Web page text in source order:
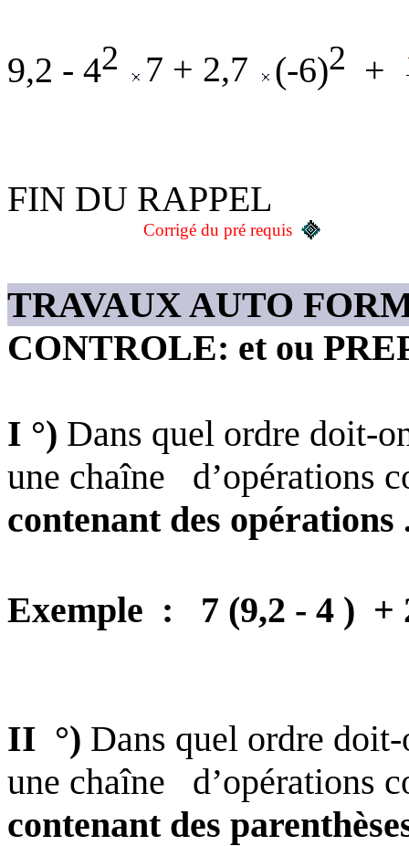
9,2 - 42 7 + 2,7 (-6)2 +
FIN DU RAPPEL
Corrigé du pré requis
TRAVAUX AUTO
CONTROLE: et ou
I °) Dans quel ordre doit-
une chaîne
d’opérations
contenant des opérations
Exemple : 7 (9,2 - 4 ) +
II °) Dans quel ordre
une chaîne
d’opérations
contenant des